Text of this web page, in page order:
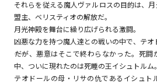
コミックパルフェ
それらを従える魔人ヴァルロスの目的は、
盟主、ベリスティオの解放だ。
月光神殿を舞台に繰り広げられる激闘。
凶悪な力を持つ魔人達との戦いの中で、テオ
――だが、悪意はそこで終わらなかった。死
中、ついに現れたのは死睡の王イシュトルム。
テオドールの母・リサの仇であるイシュト